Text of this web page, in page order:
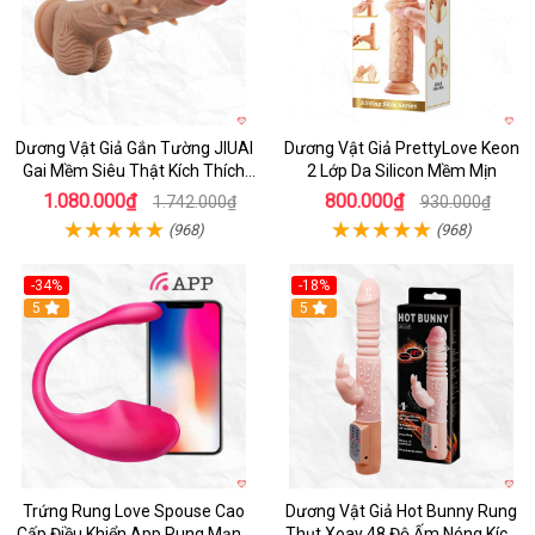
Dương Vật Giả Gắn Tường JIUAI
Gai Mềm Siêu Thật Kích Thích
Cực Đỉnh
1.080.000₫ 1.742.000₫
(968)
Dương Vật Giả PrettyLove Keon
2 Lớp Da Silicon Mềm Mịn
800.000₫ 930.000₫
(968)
-34%
5
Trứng Rung Love Spouse Cao
-18%
Hot
5
Dương Vật Giả Hot Bunny Rung